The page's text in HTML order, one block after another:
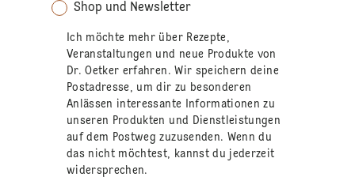
Shop und Newsletter
Ich möchte mehr über Rezepte,
Veranstaltungen und neue Produkte von
Dr. Oetker erfahren. Wir speichern deine
Postadresse, um dir zu besonderen
Anlässen interessante Informationen zu
unseren Produkten und Dienstleistungen
auf dem Postweg zuzusenden. Wenn du
das nicht möchtest, kannst du jederzeit
widersprechen.